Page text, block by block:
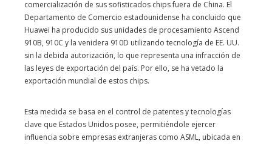
comercialización de sus sofisticados chips fuera de China. El
Departamento de Comercio estadounidense ha concluido que
Huawei ha producido sus unidades de procesamiento Ascend
910B, 910C y la venidera 910D utilizando tecnología de EE. UU.
sin la debida autorización, lo que representa una infracción de
las leyes de exportación del país. Por ello, se ha vetado la
exportación mundial de estos chips.
Esta medida se basa en el control de patentes y tecnologías
clave que Estados Unidos posee, permitiéndole ejercer
influencia sobre empresas extranjeras como ASML, ubicada en